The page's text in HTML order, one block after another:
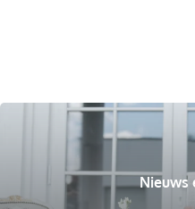
Nieuws